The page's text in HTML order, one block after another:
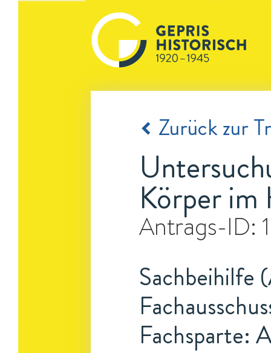
Zurück zur
Körper
Antrags-ID:
Sachbeihilfe
Fachsparte: